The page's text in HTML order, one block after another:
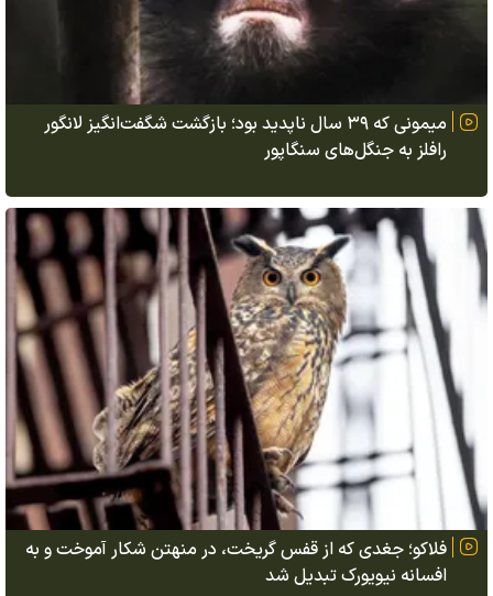
میمونی که ۳۹ سال ناپدید بود؛ بازگشت شگفت‌انگیز لانگور
رافلز به جنگل‌های سنگاپور
فلاکو؛ جغدی که از قفس گریخت، در منهتن شکار آموخت و به
افسانه نیویورک تبدیل شد